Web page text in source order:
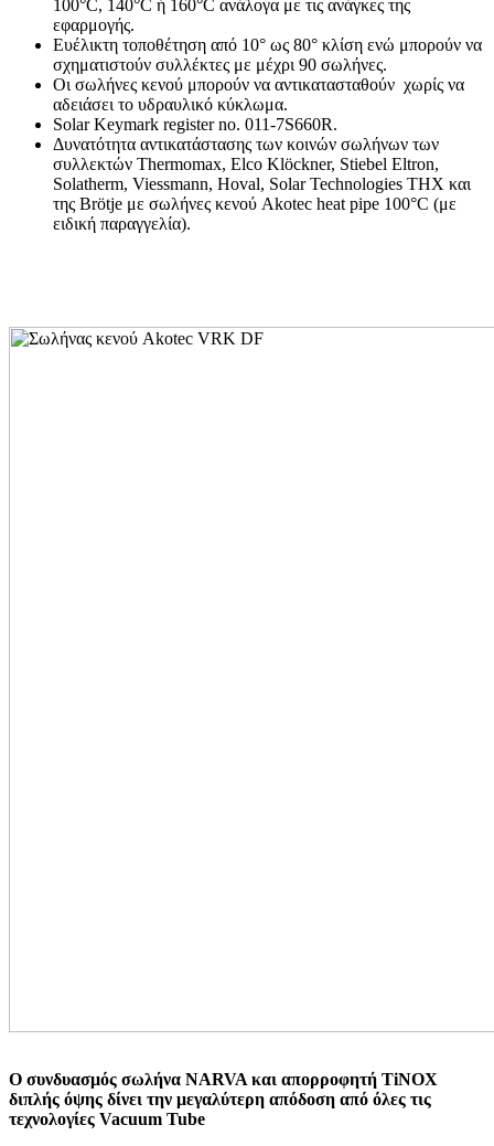
100°C, 140°C ή 160°C ανάλογα με τις ανάγκες της
εφαρμογής.
Ευέλικτη τοποθέτηση από 10° ως 80° κλίση ενώ μπορούν να
σχηματιστούν συλλέκτες με μέχρι 90 σωλήνες.
Οι σωλήνες κενού μπορούν να αντικατασταθούν χωρίς να
αδειάσει το υδραυλικό κύκλωμα.
Solar Keymark register no. 011-7S660R.
Δυνατότητα αντικατάστασης των κοινών σωλήνων των
συλλεκτών Thermomax, Elco Klöckner, Stiebel Eltron,
Solatherm, Viessmann, Hoval, Solar Technologies THX και
της Brötje με σωλήνες κενού Akotec heat pipe 100°C (με
ειδική παραγγελία).
Ο συνδυασμός σωλήνα NARVA και απορροφητή TiNOX
διπλής όψης δίνει την μεγαλύτερη απόδοση από όλες τις
τεχνολογίες Vacuum Tube